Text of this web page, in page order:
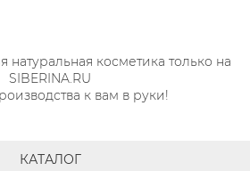
натуральная косметика только на
SIBERINA.RU
к вам в руки!
КАТАЛОГ